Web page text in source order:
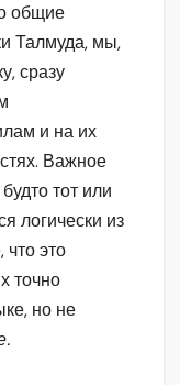
общие
Талмуда, мы,
сразу
и на их
Важное
тот или
логически из
это
точно
но не